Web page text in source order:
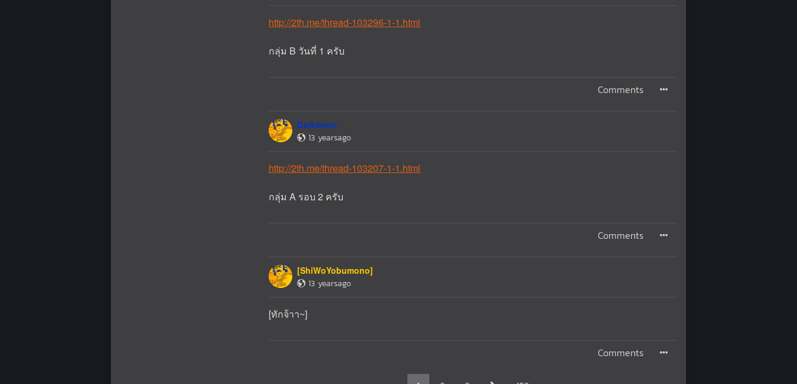
http://2th.me/thread-103296-1-1.html
กลุ่ม B วันที่ 1 ครับ
Comments
Darkseerc
13 yearsago
http://2th.me/thread-103207-1-1.html
กลุ่ม A รอบ 2 ครับ
Comments
[ShiWoYobumono]
13 yearsago
[ทักจ้าา~]
Comments